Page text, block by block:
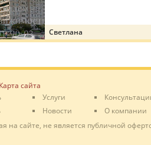
Светлана
Карта сайта
Услуги
Новости
О компании
сайте, не является публичной